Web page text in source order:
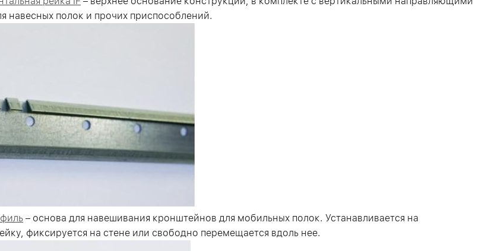
навесных полок и прочих приспособлений.
– основа для навешивания кронштейнов для мобильных полок. Устанавливается на
фиксируется на стене или свободно перемещается вдоль нее.